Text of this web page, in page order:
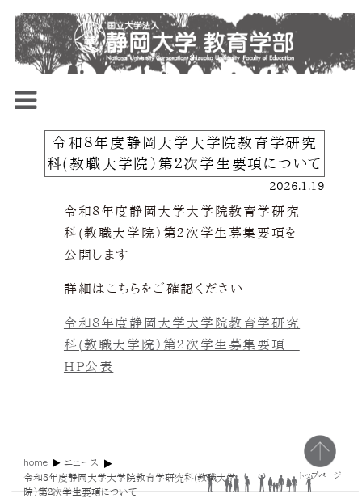
令和８年度静岡大学大学院教育学研究
科(教職大学院）第２次学生要項について
2026.1.19
令和８年度静岡大学大学院教育学研究
科(教職大学院）第２次学生募集要項を
公開します
詳細はこちらをご確認ください
令和８年度静岡大学大学院教育学研究
科(教職大学院）第２次学生募集要項
HP公表
home
ニュース
令和８年度静岡大学大学院教育学研究科(教職大学
院）第２次学生要項について
トップページ